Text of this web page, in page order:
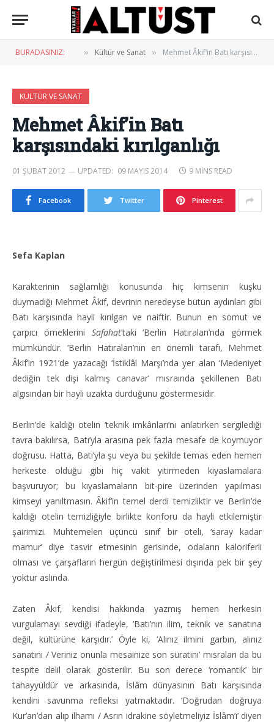
BURADASINIZ: » Kültür ve Sanat » Mehmet Âkif’in Batı karşısındaki kırılganlığı
KÜLTÜR VE SANAT
Mehmet Âkif’in Batı
karşısındaki kırılganlığı
01 ŞUBAT 2012 UPDATED: 09 MAYIS 2014 9 MINS READ
Facebook Twitter Pinterest
Sefa Kaplan
Karakterinin sağlamlığı konusunda hiç kimsenin kuşku
duymadığı Mehmet Âkif, devrinin neredeyse bütün aydınları gibi
Batı karşısında hayli kırılgan ve naiftir. Bunun en somut ve
çarpıcı örneklerini Safahat’taki ‘Berlin Hatıraları’nda görmek
mümkündür. ‘Berlin Hatıraları’nın en önemli tarafı, Mehmet
Âkif’in 1921’de yazacağı ‘İstiklâl Marşı’nda yer alan ‘Medeniyet
dediğin tek dişi kalmış canavar’ mısraında şekillenen Batı
algısından bir hayli uzakta durduğunu göstermesidir.
Berlin’de kaldığı otelin ‘teknik imkânları’nı anlatırken sergilediği
tavra bakılırsa, Batı’yla arasına pek fazla mesafe de koymuyor
doğrusu. Hatta, Batı’yla şu veya bu şekilde temas eden hemen
herkeste olduğu gibi hiç vakit yitirmeden kıyaslamalara
başvuruyor; bu kıyaslamaların bit-pire üzerinden yapılması
kimseyi yanıltmasın. Âkif’in temel derdi temizliktir ve Berlin’de
kaldığı otelin temizliğiyle birlikte konforu da hayli etkilemiştir
şairimizi. Muhtemelen üçüncü sınıf bir oteli, ‘saray kadar
mamur’ diye tasvir etmesinin gerisinde, odaların kaloriferli
olması ve çarşafların hergün değiştirilmesi dışında pek bir şey
yoktur aslında.
Zaten Âkif, kendisi hakkında yazmış hemen herkesin
vurgulamayı sevdiği ifadeyle, ‘Batı’nın ilim, teknik ve sanatına
değil, kültürüne karşıdır.’ Öyle ki, ‘Alınız ilmini garbın, alınız
sanatını / Veriniz onunla mesainize son süratini’ mısraları da bu
tespite delil olarak gösterilir. Bu son derece ‘romantik’ bir
tahayyüldür ve arkasında, İslâm dünyasının Batı karşısında
kendini savunma refleksi yatmaktadır. ‘Doğrudan doğruya
Kur’an’dan alıp ilhamı / Asrın idrakine söyletmeliyiz İslâm’ı’ diyen